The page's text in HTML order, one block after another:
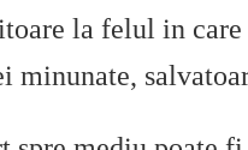
la felul in care
minunate,